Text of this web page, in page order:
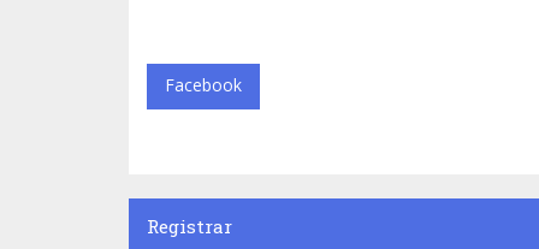
Facebook
Registrar